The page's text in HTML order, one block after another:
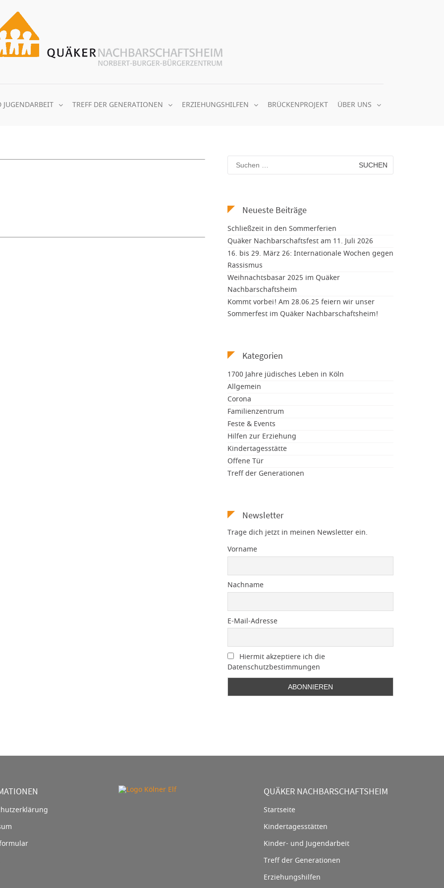
TREFF DER GENERATIONEN ERZIEHUNGSHILFEN BRÜCKENPROJEKT ÜBER UNS
Suchen
nach:
Neueste Beiträge
Schließzeit in den Sommerferien
Quäker Nachbarschaftsfest am 11. Juli 2026
16. bis 29. März 26: Internationale Wochen gegen
Rassismus
Weihnachtsbasar 2025 im Quäker
Nachbarschaftsheim
Kommt vorbei! Am 28.06.25 feiern wir unser
Sommerfest im Quäker Nachbarschaftsheim!
Kategorien
1700 Jahre jüdisches Leben in Köln
Allgemein
Corona
Familienzentrum
Feste & Events
Hilfen zur Erziehung
Kindertagesstätte
Offene Tür
Treff der Generationen
Newsletter
Trage dich jetzt in meinen Newsletter ein.
Vorname
Nachname
E-Mail-Adresse
Hiermit akzeptiere ich die
Datenschutzbestimmungen
QUÄKER NACHBARSCHAFTSHEIM
Startseite
Kindertagesstätten
Kinder- und Jugendarbeit
Treff der Generationen
Erziehungshilfen